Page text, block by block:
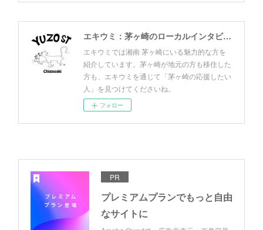
エキウミ：茅ヶ崎のローカルインタビューメディア
エキウミでは湘南 茅ヶ崎にいる魅力的な方を
紹介しています。茅ヶ崎が地元の方も移住した
方も、エキウミを通じて「茅ヶ崎の応援したい
人」を見つけてくださいね。
フォロー
PR
プレミアムプランでもっと自由
なサイトに